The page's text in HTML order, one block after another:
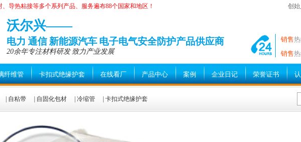
导热粘接等多个系列产品、服务遍布88个国家和地区！ 创
沃尔兴——
电力 通信 新能源汽车 电子电气安全防护产品供应商
20余年专注材料研发 致力产业发展
销售热
销售热
纤维管 卡扣式绝缘护套 在线看厂 产品中心 案例 企业日记 荣誉证书
自粘带 自固化包材 冷缩管 卡扣式绝缘护套